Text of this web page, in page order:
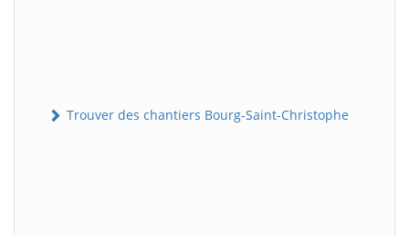
Trouver des chantiers Bourg-Saint-Christophe